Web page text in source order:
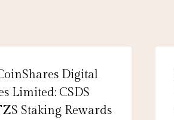
Digital
Limited: CSDS
Staking Rewards